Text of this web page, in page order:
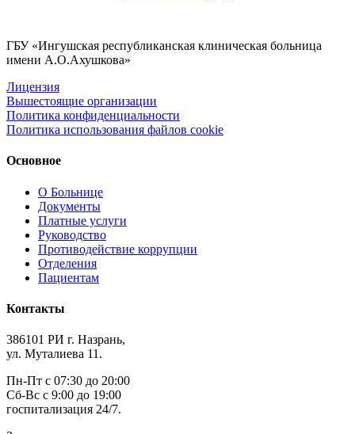
ГБУ «Ингушская республиканская клиническая больница
имени А.О.Ахушкова»
Лицензия
Вышестоящие организации
Политика конфиденциальности
Политика использования файлов cookie
Основное
О Больнице
Документы
Платные услуги
Руководство
Противодействие коррупции
Отделения
Пациентам
Контакты
386101 РИ г. Назрань,
ул. Муталиева 11.
Пн-Пт с 07:30 до 20:00
Сб-Вс с 9:00 до 19:00
госпитализация 24/7.